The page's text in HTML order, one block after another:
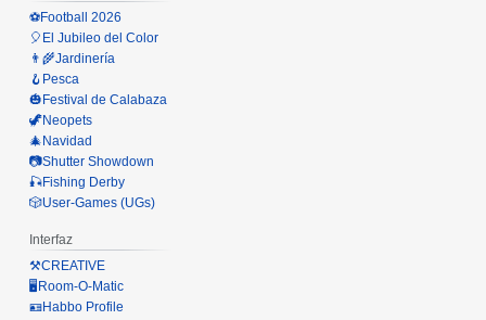
⚽Football 2026
🎈El Jubileo del Color
👨‍🌾Jardinería
🪝Pesca
🎃Festival de Calabaza
🦖Neopets
🎄Navidad
📷Shutter Showdown
🎣Fishing Derby
🎲User-Games (UGs)
Interfaz
⚒️CREATIVE
🖥️Room-O-Matic
🪪Habbo Profile